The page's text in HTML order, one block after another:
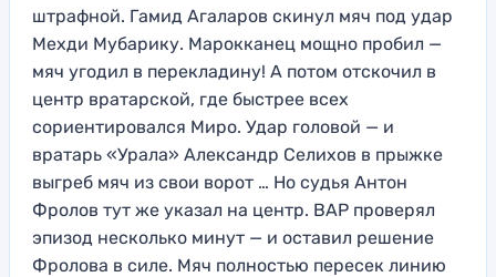
штрафной. Гамид Агаларов скинул мяч под удар
Мехди Мубарику. Марокканец мощно пробил —
мяч угодил в перекладину! А потом отскочил в
центр вратарской, где быстрее всех
сориентировался Миро. Удар головой — и
вратарь «Урала» Александр Селихов в прыжке
выгреб мяч из свои ворот … Но судья Антон
Фролов тут же указал на центр. ВАР проверял
эпизод несколько минут — и оставил решение
Фролова в силе. Мяч полностью пересек линию